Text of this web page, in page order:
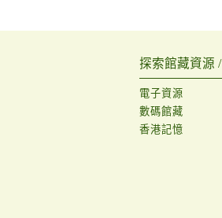
探索館藏資源 /
電子資源
數碼館藏
香港記憶